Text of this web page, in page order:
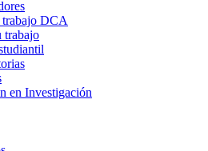
trabajo DCA
trabajo
en Investigación